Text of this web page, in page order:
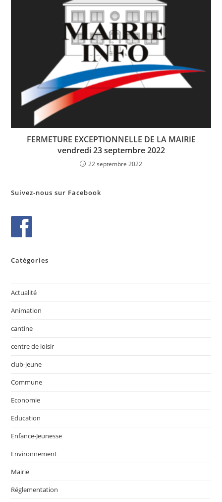
FERMETURE EXCEPTIONNELLE DE LA MAIRIE
vendredi 23 septembre 2022
22 septembre 2022
Suivez-nous sur Facebook
Catégories
Actualité
Animation
cantine
centre de loisir
club-jeune
Commune
Economie
Education
Enfance-Jeunesse
Environnement
Mairie
Réglementation